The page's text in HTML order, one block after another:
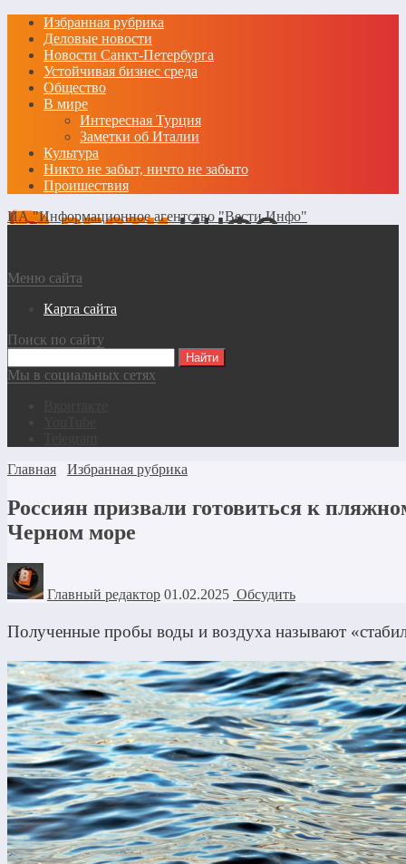
Избранная рубрика
Деловые новости
Новости Санкт-Петербурга
Устойчивая бизнес среда
Общество
В мире
Интересная Турция
Заметки об Италии
Культура
Никто не забыт, ничто не забыто
Проишествия
ИА "Информационное агентство "Вести Инфо"
Меню сайта
Карта сайта
Поиск по сайту
Мы в социальных сетях
Главная
Избранная рубрика
Россиян призвали готовиться к
Черном море
Главный редактор 01.02.2025 Обсудить
Полученные пробы воды и воздуха называют